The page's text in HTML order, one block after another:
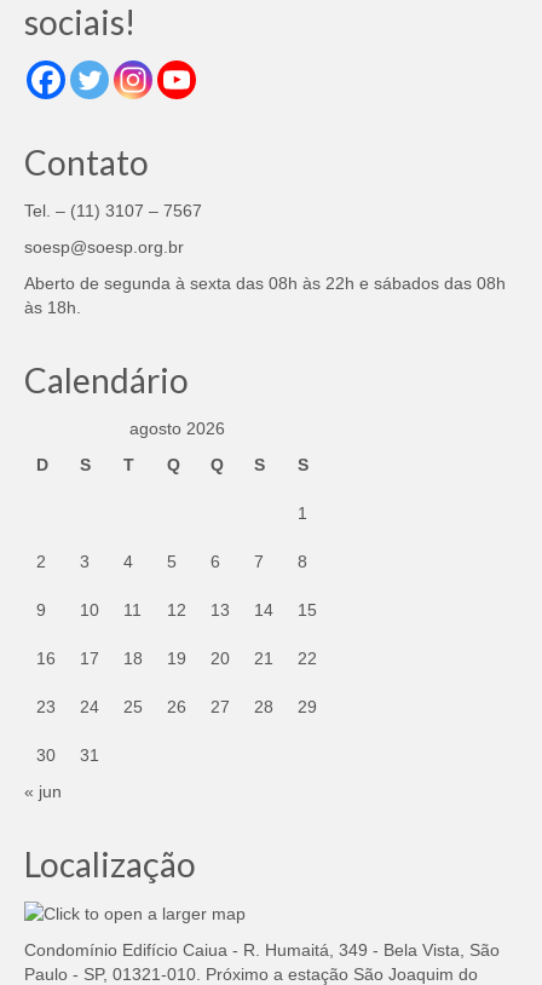
sociais!
Contato
Tel. – (11) 3107 – 7567
soesp@soesp.org.br
Aberto de segunda à sexta das 08h às 22h e sábados das 08h
às 18h.
Calendário
agosto 2026
D
S T Q Q S S
1
2 3 4 5 6 7 8
9 10 11 12 13 14 15
16 17 18 19 20 21 22
23 24 25 26 27 28 29
30
31
« jun
Localização
Condomínio Edifício Caiua - R. Humaitá, 349 - Bela Vista, São
Paulo - SP, 01321-010. Próximo a estação São Joaquim do